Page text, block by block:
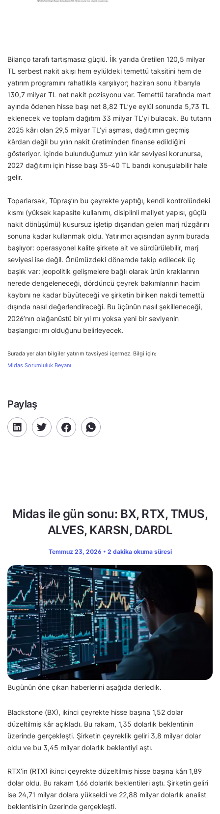
Bilanço tarafı tartışmasız güçlü. İlk yarıda üretilen 120,5 milyar
TL serbest nakit akışı hem eylüldeki temettü taksitini hem de
yatırım programını rahatlıkla karşılıyor; haziran sonu itibarıyla
130,7 milyar TL net nakit pozisyonu var. Temettü tarafında mart
ayında ödenen hisse başı net 8,82 TL’ye eylül sonunda 5,73 TL
eklenecek ve toplam dağıtım 33 milyar TL’yi bulacak. Bu tutarın
2025 kârı olan 29,5 milyar TL’yi aşması, dağıtımın geçmiş
kârdan değil bu yılın nakit üretiminden finanse edildiğini
gösteriyor. İçinde bulunduğumuz yılın kâr seviyesi korunursa,
2027 dağıtımı için hisse başı 35-40 TL bandı konuşulabilir hale
gelir.
Toparlarsak, Tüpraş’ın bu çeyrekte yaptığı, kendi kontrolündeki
kısmı (yüksek kapasite kullanımı, disiplinli maliyet yapısı, güçlü
nakit dönüşümü) kusursuz işletip dışarıdan gelen marj rüzgârını
sonuna kadar kullanmak oldu. Yatırımcı açısından ayrım burada
başlıyor: operasyonel kalite şirkete ait ve sürdürülebilir, marj
seviyesi ise değil. Önümüzdeki dönemde takip edilecek üç
başlık var: jeopolitik gelişmelere bağlı olarak ürün kraklarının
nerede dengeleneceği, dördüncü çeyrek bakımlarının hacim
kaybını ne kadar büyüteceği ve şirketin biriken nakdi temettü
dışında nasıl değerlendireceği. Bu üçünün nasıl şekilleneceği,
2026’nın olağanüstü bir yıl mı yoksa yeni bir seviyenin
başlangıcı mı olduğunu belirleyecek.
Burada yer alan bilgiler yatırım tavsiyesi içermez. Bilgi için:
Midas Sorumluluk Beyanı
Paylaş
Midas ile gün sonu: BX, RTX, TMUS,
ALVES, KARSN, DARDL
Temmuz 23, 2026 • 2 dakika okuma süresi
Bugünün öne çıkan haberlerini aşağıda derledik.
Blackstone (BX), ikinci çeyrekte hisse başına 1,52 dolar
düzeltilmiş kâr açıkladı. Bu rakam, 1,35 dolarlık beklentinin
üzerinde gerçekleşti. Şirketin çeyreklik geliri 3,8 milyar dolar
oldu ve bu 3,45 milyar dolarlık beklentiyi aştı.
RTX’in (RTX) ikinci çeyrekte düzeltilmiş hisse başına kârı 1,89
dolar oldu. Bu rakam 1,66 dolarlık beklentileri aştı. Şirketin geliri
ise 24,71 milyar dolara yükseldi ve 22,88 milyar dolarlık analist
beklentisinin üzerinde gerçekleşti.